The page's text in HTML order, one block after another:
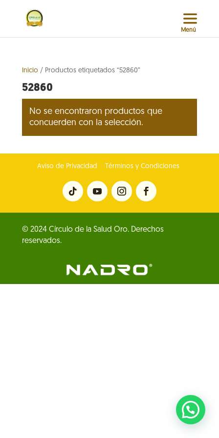
Inicio / Productos etiquetados “52860”
52860
No se encontraron productos que
concuerden con la selección.
Aviso de Privacidad Términos y Condiciones
© 2024 Círculo de la Salud Oro. Derechos
reservados.